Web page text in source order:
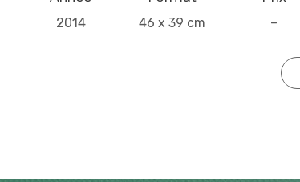
2014
46 x 39 cm
–